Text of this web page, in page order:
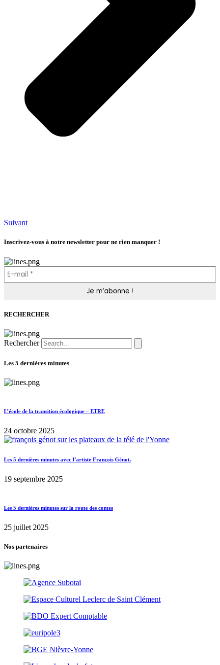
Suivant
Inscrivez-vous à notre newsletter pour ne rien manquer !
RECHERCHER
Rechercher
Les 5 dernières minutes
L’école de la transition écologique – ETRE
24 octobre 2025
Les 5 dernières minutes avec l’artiste François Génot.
19 septembre 2025
Les 5 dernières minutes sur la route des contes
25 juillet 2025
Nos partenaires